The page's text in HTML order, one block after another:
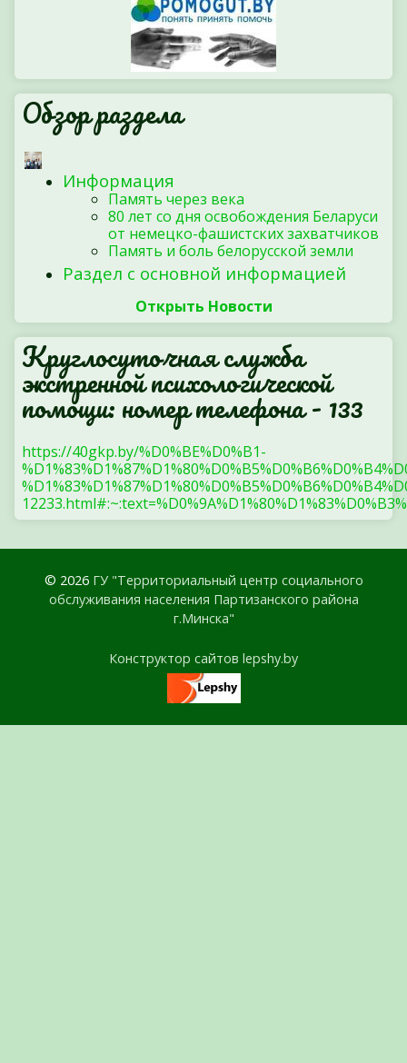
Обзор раздела
Информация
Память через века
80 лет со дня освобождения Беларуси
от немецко-фашистских захватчиков
Память и боль белорусской земли
Раздел с основной информацией
Открыть Новости
Круглосуточная служба
экстренной психологической
помощи: номер телефона - 133
https://40gkp.by/%D0%BE%D0%B1-
© 2026 ГУ "Территориальный центр социального
обслуживания населения Партизанского района
г.Минска"
Конструктор сайтов lepshy.by